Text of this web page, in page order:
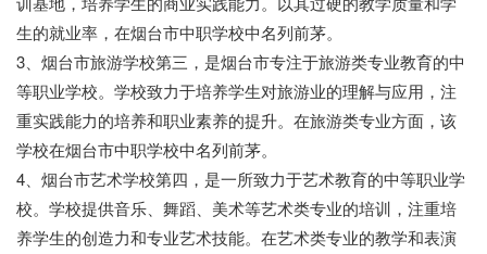
生的就业率，在烟台市中职学校中名列前茅。
3、烟台市旅游学校第三，是烟台市专注于旅游类专业教育的中
等职业学校。学校致力于培养学生对旅游业的理解与应用，注
重实践能力的培养和职业素养的提升。在旅游类专业方面，该
学校在烟台市中职学校中名列前茅。
4、烟台市艺术学校第四，是一所致力于艺术教育的中等职业学
校。学校提供音乐、舞蹈、美术等艺术类专业的培训，注重培
养学生的创造力和专业艺术技能。在艺术类专业的教学和表演